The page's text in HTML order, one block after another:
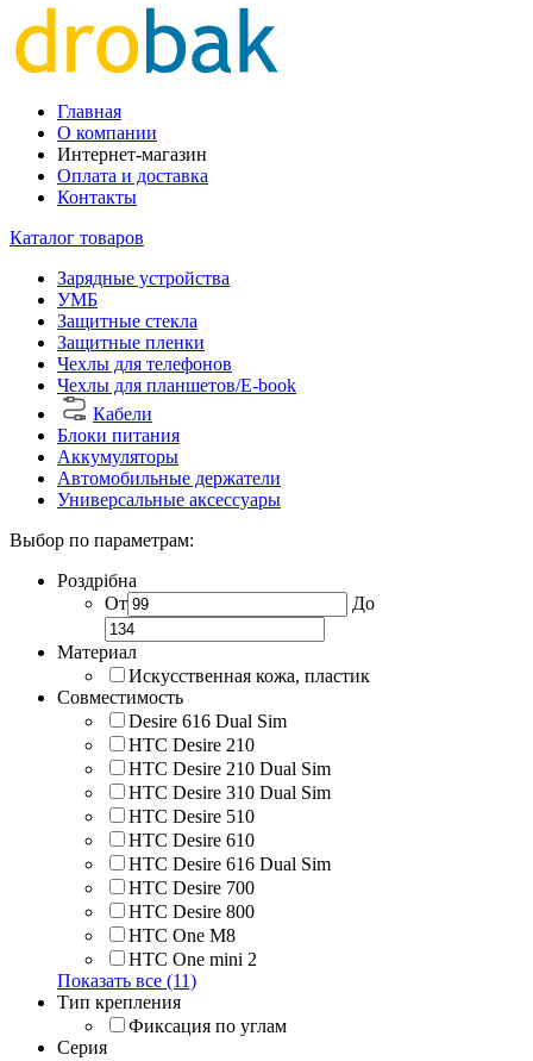
Главная
О компании
Интернет-магазин
Оплата и доставка
Контакты
Каталог товаров
Зарядные устройства
УМБ
Защитные стекла
Защитные пленки
Чехлы для телефонов
Чехлы для планшетов/E-book
Кабели
Блоки питания
Аккумуляторы
Автомобильные держатели
Универсальные аксессуары
Выбор по параметрам:
Роздрібна
От
До
Материал
Искусственная кожа, пластик
Совместимость
Desire 616 Dual Sim
HTC Desire 210
HTC Desire 210 Dual Sim
HTC Desire 310 Dual Sim
HTC Desire 510
HTC Desire 610
HTC Desire 616 Dual Sim
HTC Desire 700
HTC Desire 800
HTC One M8
HTC One mini 2
Показать все (11)
Тип крепления
Фиксация по углам
Серия